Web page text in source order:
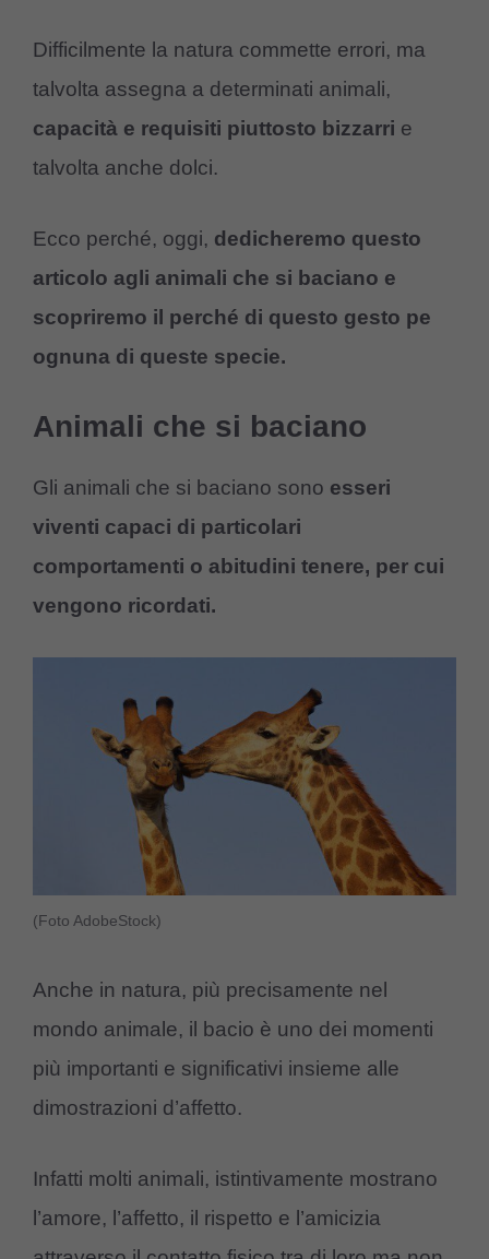
Difficilmente la natura commette errori, ma
talvolta assegna a determinati animali,
capacità e requisiti piuttosto bizzarri e
talvolta anche dolci.
Ecco perché, oggi, dedicheremo questo
articolo agli animali che si baciano e
scopriremo il perché di questo gesto pe
ognuna di queste specie.
Animali che si baciano
Gli animali che si baciano sono esseri
viventi capaci di particolari
comportamenti o abitudini tenere, per cui
vengono ricordati.
(Foto AdobeStock)
Anche in natura, più precisamente nel
mondo animale, il bacio è uno dei momenti
più importanti e significativi insieme alle
dimostrazioni d’affetto.
Infatti molti animali, istintivamente mostrano
l’amore, l’affetto, il rispetto e l’amicizia